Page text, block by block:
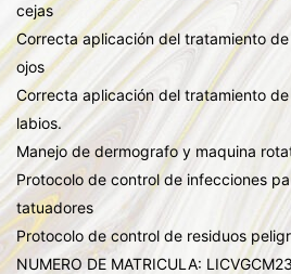
cejas
Correcta aplicación del tratamiento
ojos
Correcta aplicación del tratamiento
labios.
Manejo de dermografo y maquina
Protocolo de control de infecciones
tatuadores
Protocolo de control de residuos
NUMERO DE MATRICULA: